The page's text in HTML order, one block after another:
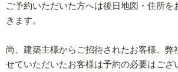
ご予約いただいた方へは後日地図・住所を
きます。
尚、建築主様からご招待されたお客様、弊
せていただいたお客様は予約の必要はござ